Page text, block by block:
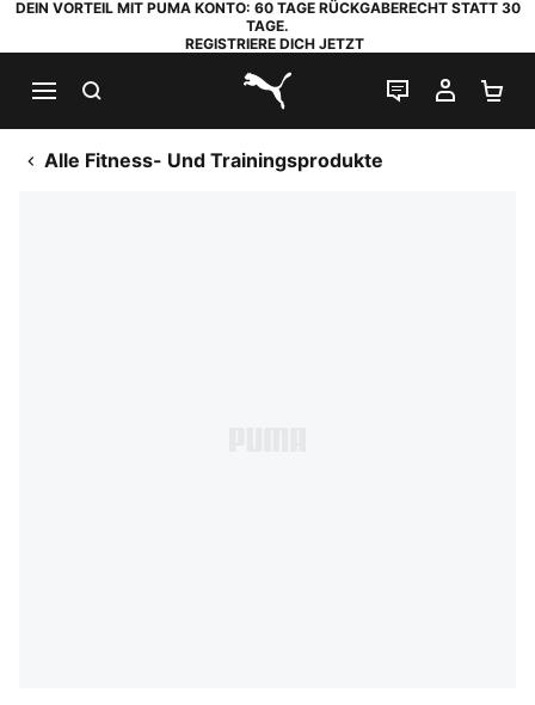
DEIN VORTEIL MIT PUMA KONTO: 60 TAGE RÜCKGABERECHT STATT 30
TAGE.
REGISTRIERE DICH JETZT
PUMA.com
LIVE-CHAT
MEIN
Alle Fitness- Und Trainingsprodukte